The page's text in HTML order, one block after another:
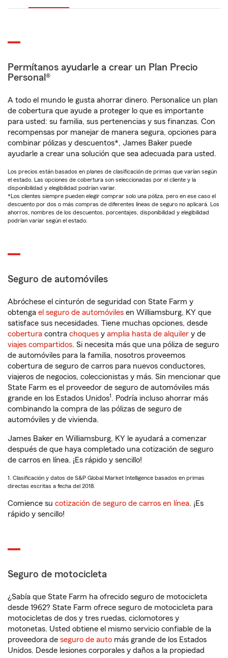
Permítanos ayudarle a crear un Plan Precio
Personal®
A todo el mundo le gusta ahorrar dinero. Personalice un plan
de cobertura que ayude a proteger lo que es importante
para usted: su familia, sus pertenencias y sus finanzas. Con
recompensas por manejar de manera segura, opciones para
combinar pólizas y descuentos*, James Baker puede
ayudarle a crear una solución que sea adecuada para usted.
Los precios están basados en planes de clasificación de primas que varían según
el estado. Las opciones de cobertura son seleccionadas por el cliente y la
disponibilidad y elegibilidad podrían variar.
*Los clientes siempre pueden elegir comprar solo una póliza, pero en ese caso el
descuento por dos o más compras de diferentes líneas de seguro no aplicará. Los
ahorros, nombres de los descuentos, porcentajes, disponibilidad y elegibilidad
podrían variar según el estado.
Seguro de automóviles
Abróchese el cinturón de seguridad con State Farm y
obtenga el seguro de automóviles en Williamsburg, KY que
satisface sus necesidades. Tiene muchas opciones, desde
cobertura contra choques y amplia hasta de alquiler y de
viajes compartidos. Si necesita más que una póliza de seguro
de automóviles para la familia, nosotros proveemos
cobertura de seguro de carros para nuevos conductores,
viajeros de negocios, coleccionistas y más. Sin mencionar que
State Farm es el proveedor de seguro de automóviles más
grande en los Estados Unidos1. Podría incluso ahorrar más
combinando la compra de las pólizas de seguro de
automóviles y de vivienda.
James Baker en Williamsburg, KY le ayudará a comenzar
después de que haya completado una cotización de seguro
de carros en línea. ¡Es rápido y sencillo!
1. Clasificación y datos de S&P Global Market Intelligence basados en primas
directas escritas a fecha del 2018.
Comience su cotización de seguro de carros en línea. ¡Es
rápido y sencillo!
Seguro de motocicleta
¿Sabía que State Farm ha ofrecido seguro de motocicleta
desde 1962? State Farm ofrece seguro de motocicleta para
motocicletas de dos y tres ruedas, ciclomotores y
motonetas. Usted obtiene el mismo servicio confiable de la
proveedora de seguro de auto más grande de los Estados
Unidos. Desde lesiones corporales y daños a la propiedad